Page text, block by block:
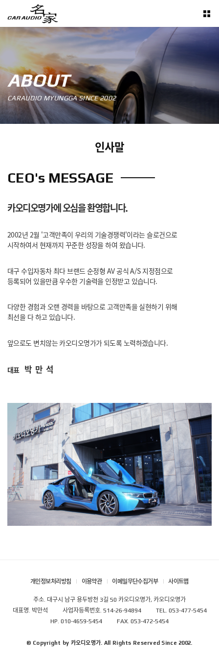
ABOUT
CARAUDIO MYUNGGA SINCE 2002
인사말
CEO's MESSAGE
카오디오명가에 오심을 환영합니다.
2002년 2월 '고객만족이 우리의 기술경쟁력'이라는 슬로건으로
시작하여서 현재까지 꾸준한 성장을 하여 왔습니다.
대구 수입자동차 최다 브랜드 순정형 AV 공식 A/S 지정점으로
등록되어 있을만큼 우수한 기술력을 인정받고 있습니다.
다양한 경험과 오랜 경력을 바탕으로고객만족을 실현하기 위해
최선을 다 하고 있습니다.
앞으로도 변치않는 카오디오명가가 되도록 노력하겠습니다.
대표 박만석
개인정보처리방침 이용약관 이메일무단수집거부 사이트맵
주소. 대구시 남구 용두방천 3길 50 카오디오명가, 카오디오명가
대표명. 박만석
사업자등록번호. 514-26-94894
TEL. 053-477-5454
HP. 010-4659-5454
FAX. 053-472-5454
© Copyright by 카오디오명가. All Rights Reserved Since 2002.